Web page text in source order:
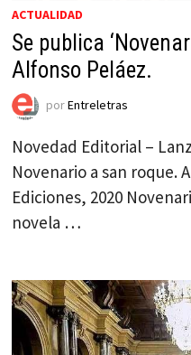
ACTUALIDAD
Se publica
Alfonso Peláez.
porEntreletras
Novedad Editorial –
Novenario a san roque.
Ediciones, 2020
novela …